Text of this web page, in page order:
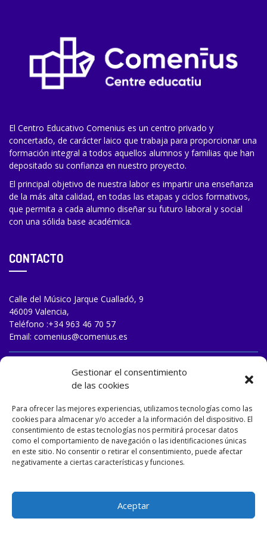
Gestionar el consentimiento
de las cookies
Para ofrecer las mejores experiencias, utilizamos tecnologías como las
cookies para almacenar y/o acceder a la información del dispositivo. El
consentimiento de estas tecnologías nos permitirá procesar datos
como el comportamiento de navegación o las identificaciones únicas
en este sitio. No consentir o retirar el consentimiento, puede afectar
negativamente a ciertas características y funciones.
Aceptar
El Centro Educativo Comenius es un centro privado y
concertado, de carácter laico que trabaja para proporcionar una
formación integral a todos aquellos alumnos y familias que han
depositado su confianza en nuestro proyecto.
El principal objetivo de nuestra labor es impartir una enseñanza
de la más alta calidad, en todas las etapas y ciclos formativos,
que permita a cada alumno diseñar su futuro laboral y social
con una sólida base académica.
CONTACTO
Calle del Músico Jarque Cualladó, 9
46009 Valencia,
Teléfono :+34 963 46 70 57
Email: comenius@comenius.es
TRABAJA CON NOSOTROS